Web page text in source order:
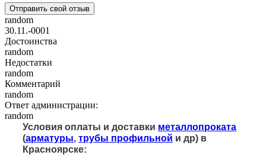
Отправить свой отзыв
random
30.11.-0001
Достоинства
random
Недостатки
random
Комментарий
random
Ответ администрации:
random
Условия оплаты и доставки металлопроката
(арматуры, трубы профильной и др) в
Красноярске: